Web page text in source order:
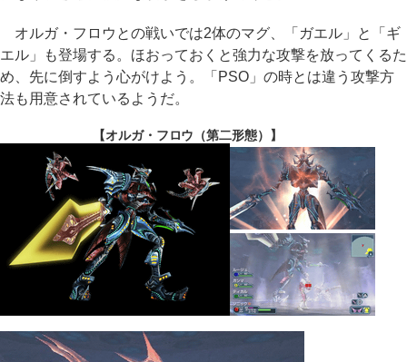
オルガ・フロウとの戦いでは2体のマグ、「ガエル」と「ギ
エル」も登場する。ほおっておくと強力な攻撃を放ってくるた
め、先に倒すよう心がけよう。「PSO」の時とは違う攻撃方
法も用意されているようだ。
【オルガ・フロウ（第二形態）】